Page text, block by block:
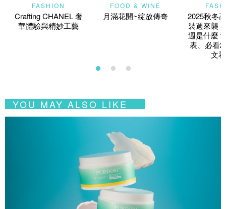
FASHION
Crafting CHANEL 奢
華體驗與精妙工藝
FOOD & WINE
月滿花開~綻放傳奇
2025秋冬
裝週來襲
週是什麼
表、必看
文
YOU MAY ALSO LIKE